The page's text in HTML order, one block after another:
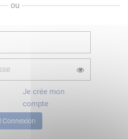
ou
Je crée mon
compte
Connexion